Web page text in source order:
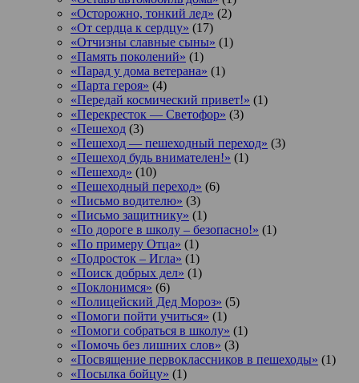
«Осторожно, тонкий лед» (2)
«От сердца к сердцу» (17)
«Отчизны славные сыны» (1)
«Память поколений» (1)
«Парад у дома ветерана» (1)
«Парта героя» (4)
«Передай космический привет!» (1)
«Перекресток — Светофор» (3)
«Пешеход (3)
«Пешеход — пешеходный переход» (3)
«Пешеход будь внимателен!» (1)
«Пешеход» (10)
«Пешеходный переход» (6)
«Письмо водителю» (3)
«Письмо защитнику» (1)
«По дороге в школу – безопасно!» (1)
«По примеру Отца» (1)
«Подросток ‒ Игла» (1)
«Поиск добрых дел» (1)
«Поклонимся» (6)
«Полицейский Дед Мороз» (5)
«Помоги пойти учиться» (1)
«Помоги собраться в школу» (1)
«Помочь без лишних слов» (3)
«Посвящение первоклассников в пешеходы» (1)
«Посылка бойцу» (1)